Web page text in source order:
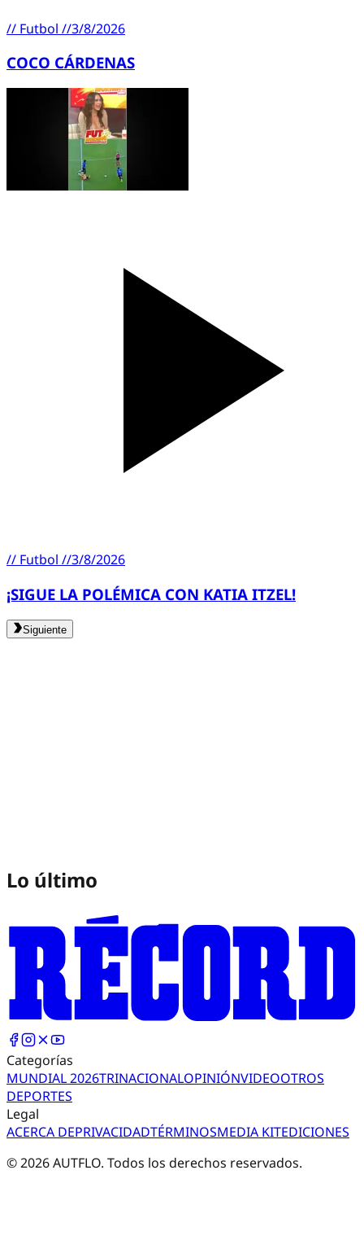
// Futbol //3/8/2026
COCO CÁRDENAS
// Futbol //3/8/2026
¡SIGUE LA POLÉMICA CON KATIA ITZEL!
Siguiente
Lo último
Categorías
MUNDIAL 2026TRINACIONALOPINIÓNVIDEOOTROS
DEPORTES
Legal
ACERCA DEPRIVACIDADTÉRMINOSMEDIA KITEDICIONES
©2026AUTFLO. Todos los derechos reservados.